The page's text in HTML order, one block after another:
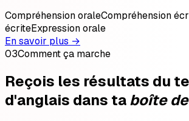
Compréhension oraleCompréhension
écriteExpression orale
En savoir plus →
03Comment ça marche
Reçois les résultats du
d'anglais dans taboîte